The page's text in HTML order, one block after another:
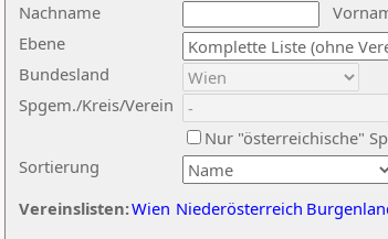
Nachname
Ebene
Sortierung
Bundesland
Spgem./Kreis/Verein
Nur "österreichische"
Vereinslisten:Wien Niederösterreich